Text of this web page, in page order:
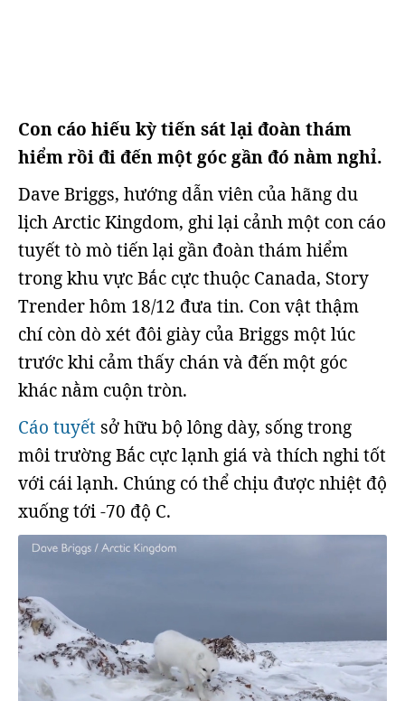
Con cáo hiếu kỳ tiến sát lại đoàn thám
hiểm rồi đi đến một góc gần đó nằm nghỉ.
Dave Briggs, hướng dẫn viên của hãng du
lịch Arctic Kingdom, ghi lại cảnh một con cáo
tuyết tò mò tiến lại gần đoàn thám hiểm
trong khu vực Bắc cực thuộc Canada, Story
Trender hôm 18/12 đưa tin. Con vật thậm
chí còn dò xét đôi giày của Briggs một lúc
trước khi cảm thấy chán và đến một góc
khác nằm cuộn tròn.
Cáo tuyết sở hữu bộ lông dày, sống trong
môi trường Bắc cực lạnh giá và thích nghi tốt
với cái lạnh. Chúng có thể chịu được nhiệt độ
xuống tới -70 độ C.